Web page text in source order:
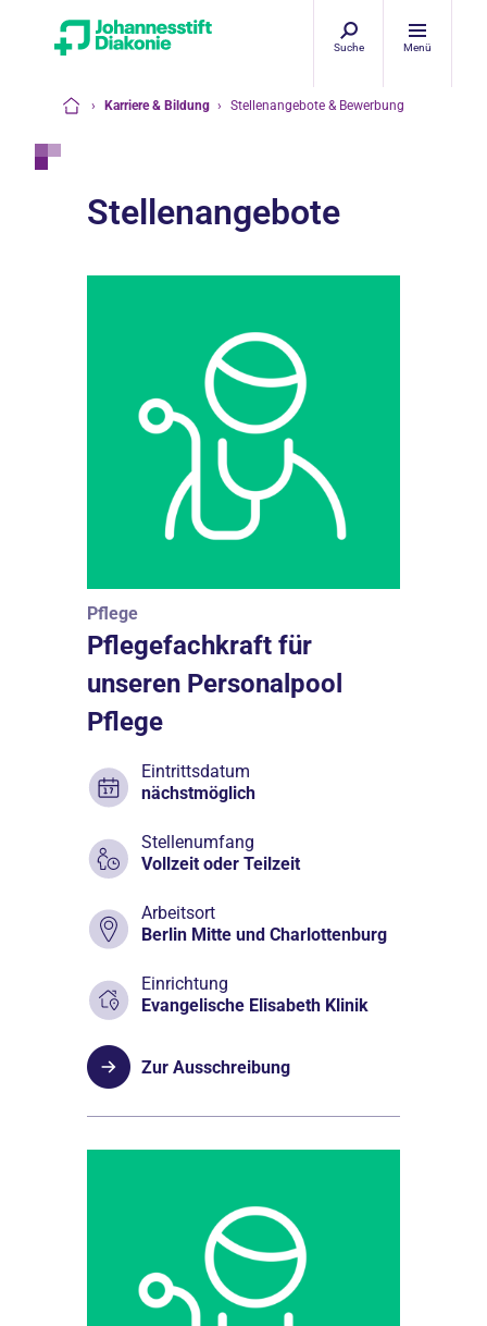
Suche Menü
› Karriere & Bildung › Stellenangebote & Bewerbung
Stellenangebote
Pflege
Pflegefachkraft für
unseren Personalpool
Pflege
Eintrittsdatum
nächstmöglich
Stellenumfang
Vollzeit oder Teilzeit
Arbeitsort
Berlin Mitte und Charlottenburg
Einrichtung
Evangelische Elisabeth Klinik
Zur Ausschreibung